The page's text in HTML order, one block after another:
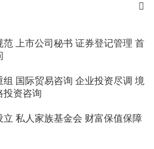

范 上市公司秘书 证券登记管理 首
组 国际贸易咨询 企业投资尽调 境
投资咨询
立 私人家族基金会 财富保值保障